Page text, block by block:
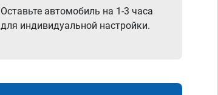
Оставьте автомобиль на 1-3 часа
для индивидуальной настройки.